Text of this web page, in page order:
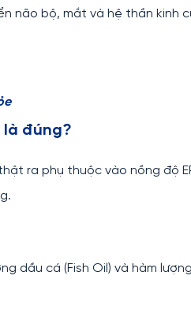
não bộ, mắt và hệ thần kinh
là đúng?
ra phụ thuộc vào nồng độ
dầu cá (Fish Oil) và hàm